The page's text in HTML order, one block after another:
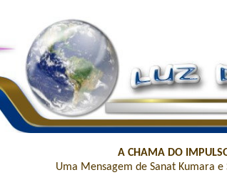
A CHAMA DO
Uma Mensagem de Sanat Kumara